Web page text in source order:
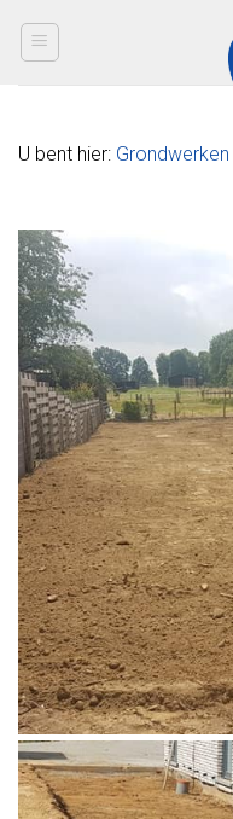
U bent hier: Grondwerken